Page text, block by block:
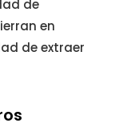
de
en
de extraer